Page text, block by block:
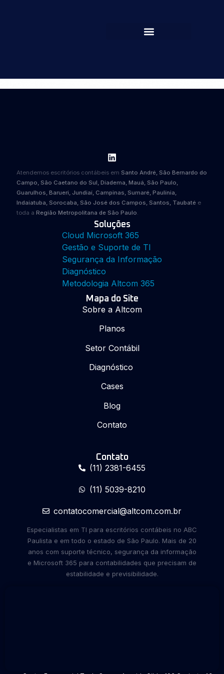
Atendemos escritórios contábeis em Santo André, São Bernardo do
Campo, São Caetano do Sul, Diadema, Mauá, São Paulo,
Guarulhos, Barueri, Jundiaí, Campinas, Sumaré, Paulínia,
Indaiatuba, Sorocaba, São José dos Campos, Santos, Taubaté e
toda a Região Metropolitana de São Paulo.
Soluções
Cloud Microsoft 365
Gestão e Suporte de TI
Segurança da Informação
Diagnóstico
Metodologia Altcom 365
Mapa do Site
Sobre a Altcom
Planos
Setor Contábil
Diagnóstico
Cases
Blog
Contato
Contato
(11) 2381-6455
(11) 5039-8210
contatocomercial@altcom.com.br
Especialistas em TI para escritórios contábeis no ABC
Paulista e em todo o estado de São Paulo. Mais de 20
anos com suporte técnico, segurança da informação
e Microsoft 365 para contabilidades que precisam de
estabilidade e previsibilidade.